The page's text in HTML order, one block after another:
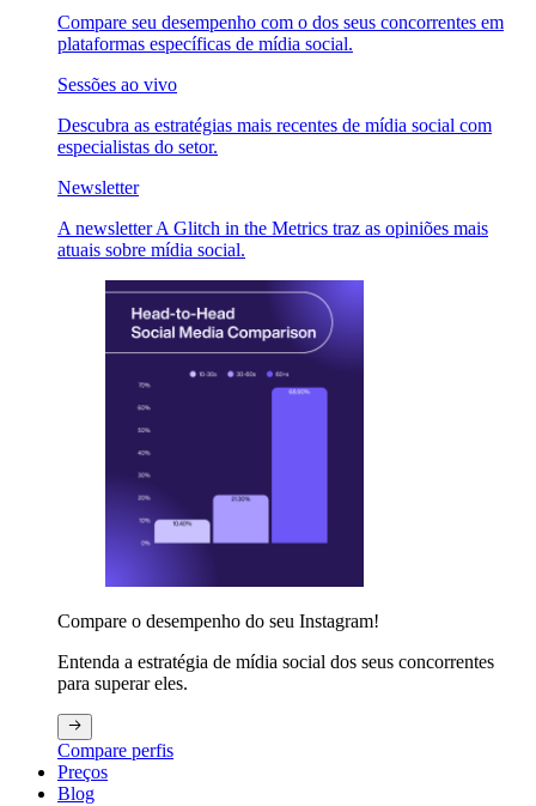
Compare seu desempenho com o dos seus concorrentes em
plataformas específicas de mídia social.
Sessões ao vivo
Descubra as estratégias mais recentes de mídia social com
especialistas do setor.
Newsletter
A newsletter A Glitch in the Metrics traz as opiniões mais
atuais sobre mídia social.
Compare o desempenho do seu Instagram!
Entenda a estratégia de mídia social dos seus concorrentes
para superar eles.
Compare perfis
Preços
Blog